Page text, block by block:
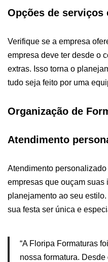
Opções de serviços
Verifique se a empresa
empresa deve ter desde o
extras. Isso torna o
tudo seja feito por uma
Organização de
Atendimento
Atendimento
empresas que ouçam suas
planejamento ao seu
sua festa ser única e
“A Floripa Formaturas
nossa formatura.